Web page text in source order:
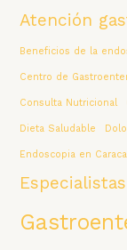
Atención
Beneficios de la
Centro de
Consulta Nutricional
Dieta Saludable
Endoscopia en